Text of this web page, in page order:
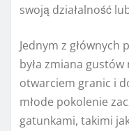
swoją działalność
Jednym z
była zmiana
otwarciem granic i
młode pokolenie
gatunkami, takimi